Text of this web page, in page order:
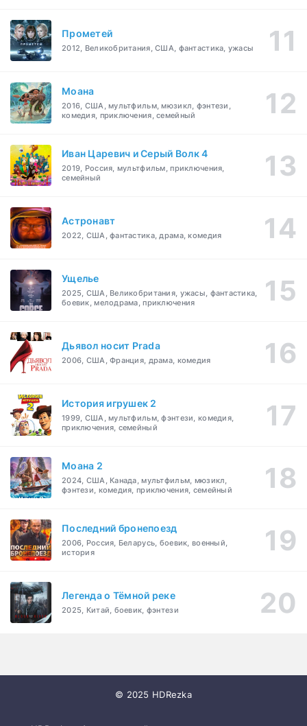
Прометей
2012, Великобритания, США, фантастика, ужасы
Моана
2016, США, мультфильм, мюзикл, фэнтези,
комедия, приключения, семейный
Иван Царевич и Серый Волк 4
2019, Россия, мультфильм, приключения,
семейный
Астронавт
2022, США, фантастика, драма, комедия
Ущелье
2025, США, Великобритания, ужасы, фантастика,
боевик, мелодрама, приключения
Дьявол носит Prada
2006, США, Франция, драма, комедия
История игрушек 2
1999, США, мультфильм, фэнтези, комедия,
приключения, семейный
Моана 2
2024, США, Канада, мультфильм, мюзикл,
фэнтези, комедия, приключения, семейный
Последний бронепоезд
2006, Россия, Беларусь, боевик, военный,
история
Легенда о Тёмной реке
2025, Китай, боевик, фэнтези
© 2025 HDRezka